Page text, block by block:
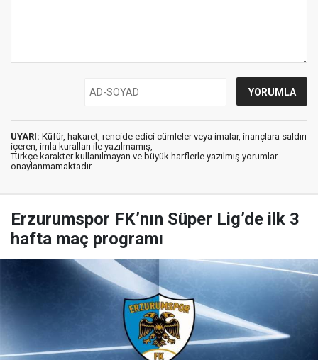
UYARI: Küfür, hakaret, rencide edici cümleler veya imalar, inançlara saldırı
içeren, imla kuralları ile yazılmamış,
Türkçe karakter kullanılmayan ve büyük harflerle yazılmış yorumlar
onaylanmamaktadır.
Erzurumspor FK’nın Süper Lig’de ilk 3
hafta maç programı